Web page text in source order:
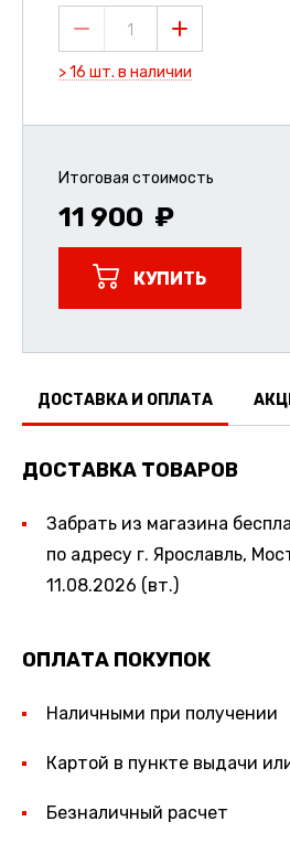
1
> 16 шт. в наличии
Итоговая стоимость
11 900
КУПИТЬ
ДОСТАВКА И ОПЛАТА
ДОСТАВКА ТОВАРОВ
Забрать из магазина
по адресу г. Ярославль,
11.08.2026 (вт.)
ОПЛАТА ПОКУПОК
Наличными при получении
Картой в пункте выдачи
Безналичный расчет